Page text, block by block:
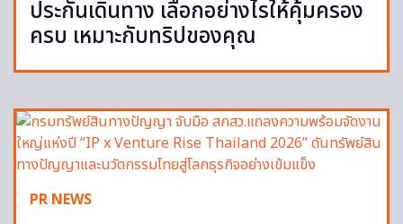
ประกันเดินทาง เลือกอย่างไรให้คุ้มครอง
ครบ เหมาะกับทริปของคุณ
PR NEWS